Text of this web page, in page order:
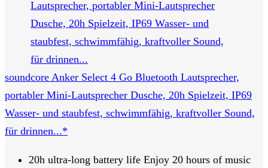
soundcore Anker Select 4 Go Bluetooth Lautsprecher,
portabler Mini-Lautsprecher Dusche, 20h Spielzeit, IP69
Wasser- und staubfest, schwimmfähig, kraftvoller Sound,
für drinnen...*
20h ultra-long battery life Enjoy 20 hours of music